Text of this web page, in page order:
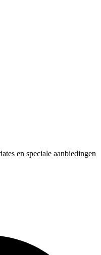
en speciale aanbiedingen